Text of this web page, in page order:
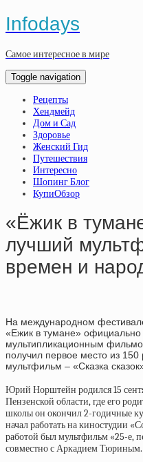
Infodays
Самое интересное в мире
Toggle navigation
Рецепты
Хендмейд
Дом и Сад
Здоровье
Женский Гид
Путешествия
Интересно
Шопинг Блог
КупиОбзор
«Ёжик в
лучший
времен и
На международном
«Ежик в тумане»
мультипликационным
получил первое место из 150
мультфильм – «Сказка
Юрий Норштейн родился 15
Пензенской области, где его
школы он окончил 2-годичные
начал работать на киностудии
работой был мультфильм «25-е,
совместно с Аркадием Тюриным.